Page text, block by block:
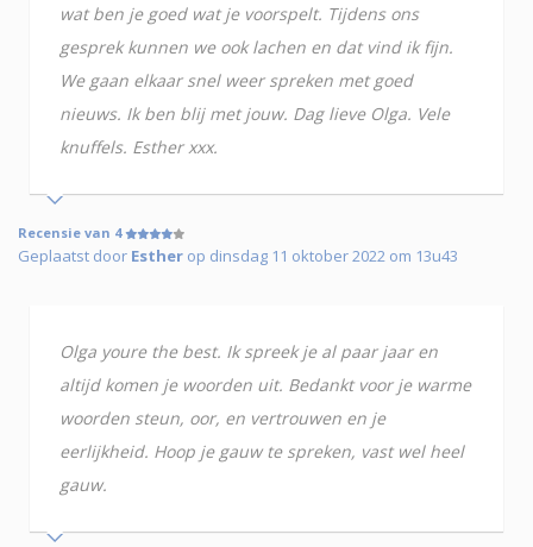
wat ben je goed wat je voorspelt. Tijdens ons
gesprek kunnen we ook lachen en dat vind ik fijn.
We gaan elkaar snel weer spreken met goed
nieuws. Ik ben blij met jouw. Dag lieve Olga. Vele
knuffels. Esther xxx.
Recensie van 4
Geplaatst door Esther op dinsdag 11 oktober 2022 om 13u43
Olga youre the best. Ik spreek je al paar jaar en
altijd komen je woorden uit. Bedankt voor je warme
woorden steun, oor, en vertrouwen en je
eerlijkheid. Hoop je gauw te spreken, vast wel heel
gauw.